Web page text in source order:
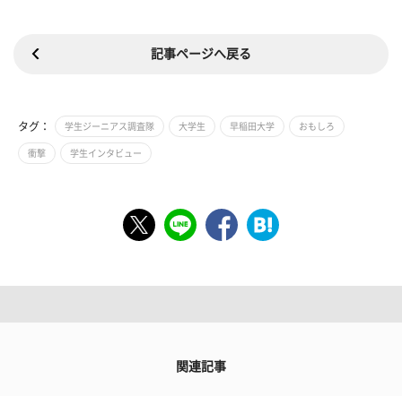
記事ページへ戻る
タグ： 学生ジーニアス調査隊 大学生 早稲田大学 おもしろ
衝撃 学生インタビュー
関連記事